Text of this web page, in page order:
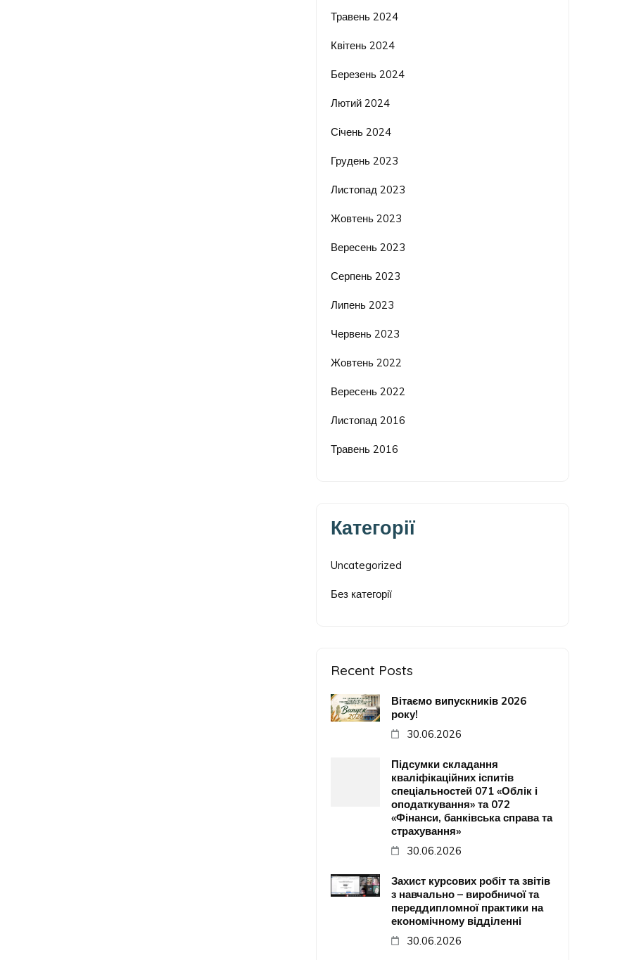
Травень 2024
Квітень 2024
Березень 2024
Лютий 2024
Січень 2024
Грудень 2023
Листопад 2023
Жовтень 2023
Вересень 2023
Серпень 2023
Липень 2023
Червень 2023
Жовтень 2022
Вересень 2022
Листопад 2016
Травень 2016
Категорії
Uncategorized
Без категорії
Recent Posts
Вітаємо випускників 2026
року!
30.06.2026
Підсумки складання
кваліфікаційних іспитів
спеціальностей 071 «Облік і
оподаткування» та 072
«Фінанси, банківська справа та
страхування»
30.06.2026
Захист курсових робіт та звітів
з навчально – виробничої та
переддипломної практики на
економічному відділенні
30.06.2026